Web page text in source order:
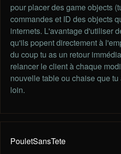
pour placer des game objects
commandes et ID des objects
internets. L'avantage d'utiliser
qu'ils popent directement à
du coup tu as un retour
relancer le client à chaque
nouvelle table ou chaise que
loin.
PouletSansTete